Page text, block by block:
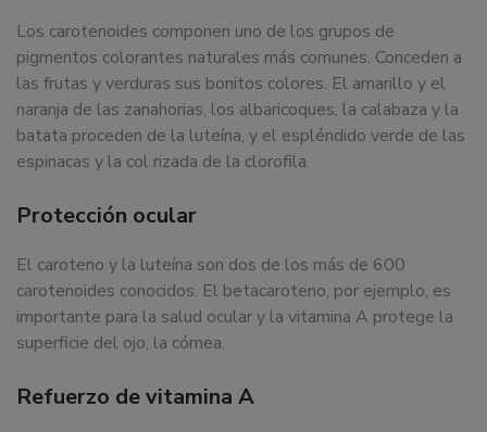
también
nos
dedicamos
a
la
docencia
formación
la
nutrición
alimentaria
tanto
particulares,
Los carotenoides componen uno de los grupos de
pigmentos colorantes naturales más comunes. Conceden a
las frutas y verduras sus bonitos colores. El amarillo y el
naranja de las zanahorias, los albaricoques, la calabaza y la
batata proceden de la luteína, y el espléndido verde de las
espinacas y la col rizada de la clorofila.
Protección ocular
El caroteno y la luteína son dos de los más de 600
carotenoides conocidos. El betacaroteno, por ejemplo, es
importante para la salud ocular y la vitamina A protege la
superficie del ojo, la córnea.
Refuerzo de vitamina A